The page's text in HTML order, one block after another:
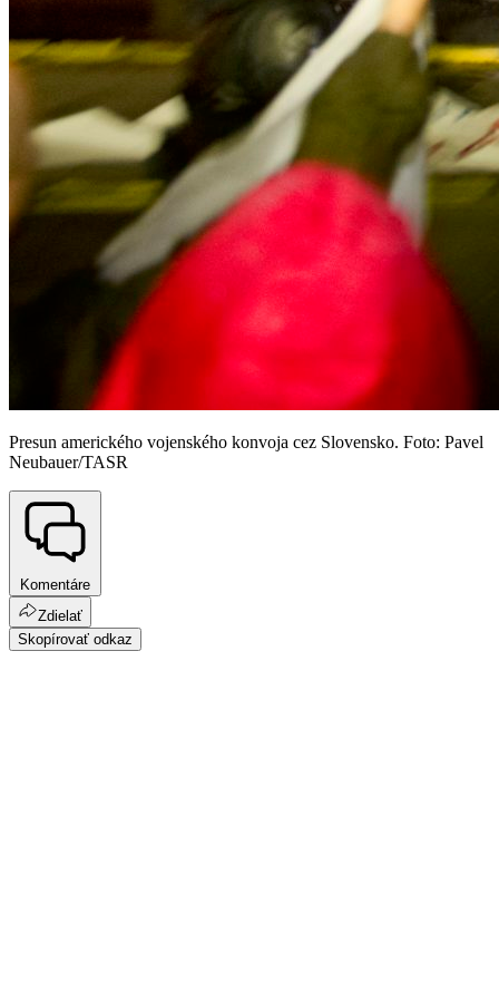
Presun amerického vojenského konvoja cez Slovensko. Foto: Pavel
Neubauer/TASR
Komentáre
Zdielať
Skopírovať odkaz